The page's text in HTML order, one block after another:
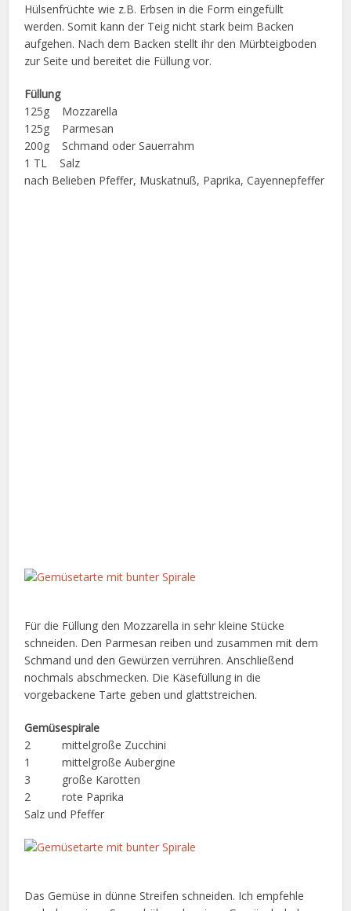
Hülsenfrüchte wie z.B. Erbsen in die Form eingefüllt
werden. Somit kann der Teig nicht stark beim Backen
aufgehen. Nach dem Backen stellt ihr den Mürbteigboden
zur Seite und bereitet die Füllung vor.
Füllung
125g Mozzarella
125g Parmesan
200g Schmand oder Sauerrahm
1 TL Salz
nach Belieben Pfeffer, Muskatnuß, Paprika, Cayennepfeffer
Für die Füllung den Mozzarella in sehr kleine Stücke
schneiden. Den Parmesan reiben und zusammen mit dem
Schmand und den Gewürzen verrühren. Anschließend
nochmals abschmecken. Die Käsefüllung in die
vorgebackene Tarte geben und glattstreichen.
Gemüsespirale
2 mittelgroße Zucchini
1 mittelgroße Aubergine
3 große Karotten
2 rote Paprika
Salz und Pfeffer
Das Gemüse in dünne Streifen schneiden. Ich empfehle